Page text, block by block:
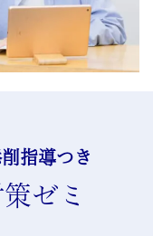
指導つき
ゼミ